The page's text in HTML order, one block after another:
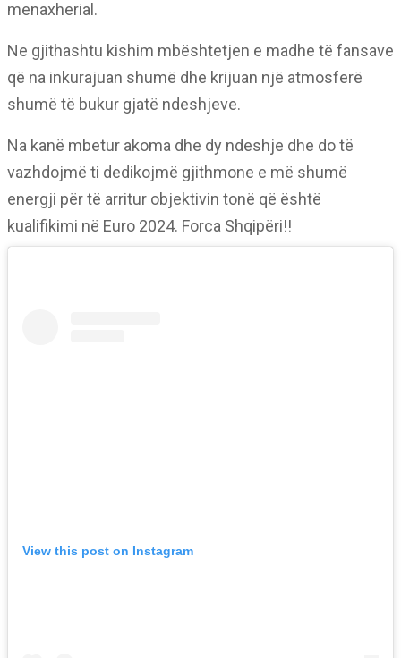
menaxherial.
Ne gjithashtu kishim mbështetjen e madhe të fansave
që na inkurajuan shumë dhe krijuan një atmosferë
shumë të bukur gjatë ndeshjeve.
Na kanë mbetur akoma dhe dy ndeshje dhe do të
vazhdojmë ti dedikojmë gjithmone e më shumë
energji për të arritur objektivin tonë që është
kualifikimi në Euro 2024. Forca Shqipëri!!
View this post on Instagram